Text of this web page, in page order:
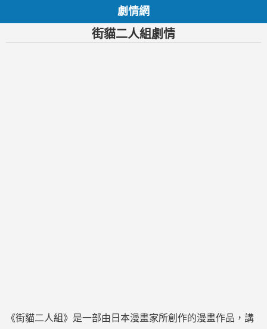
劇情網
街貓二人組劇情
《街貓二人組》是一部由日本漫畫家所創作的漫畫作品，講